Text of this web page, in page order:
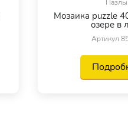
Пазлы
Мозаика puzzle
озере в
Артикул